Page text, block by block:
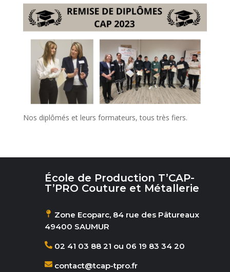
Nos diplômés et leurs formateurs, tous très fiers.
École de Production T’CAP-
T’PRO Couture et Métallerie
Zone Ecoparc, 84 rue des Pâtureaux
49400 SAUMUR
02 41 03 88 21 ou 06 19 83 34 20
contact@tcap-tpro.fr